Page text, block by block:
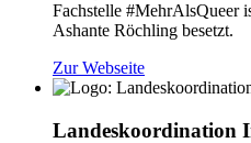
Fachstelle #MehrAlsQueer
Ashante Röchling besetzt.
Zur Webseite
Landeskoordination